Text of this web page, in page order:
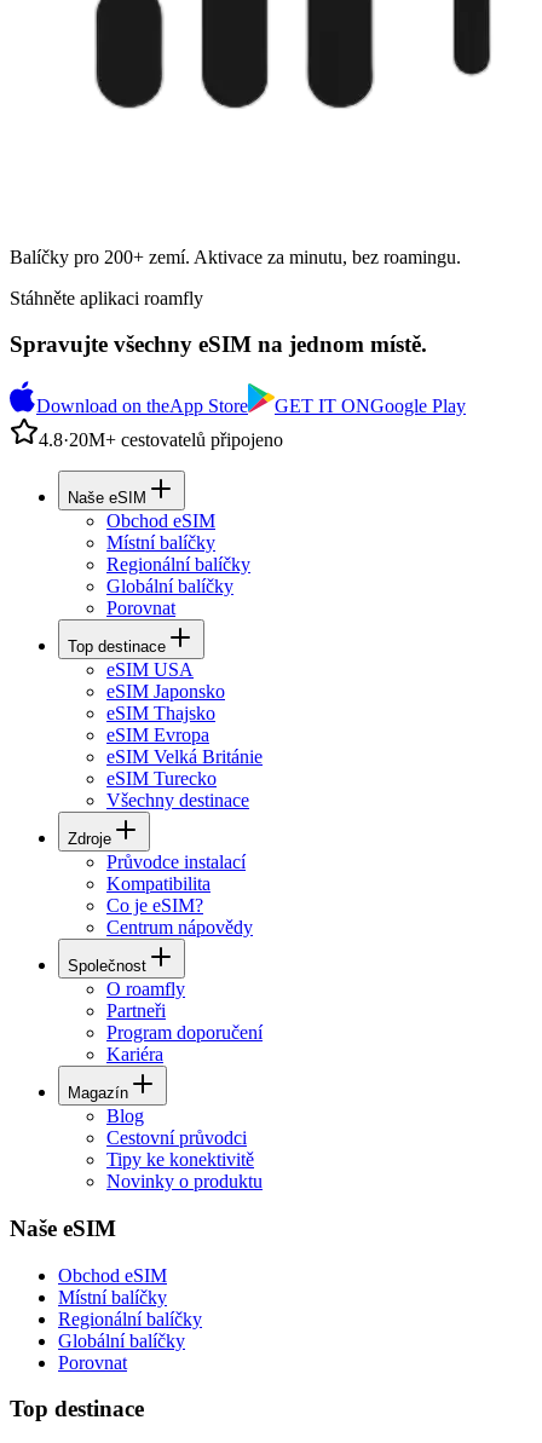
Balíčky pro 200+ zemí. Aktivace za minutu, bez roamingu.
Stáhněte aplikaci roamfly
Spravujte všechny eSIM na jednom místě.
Download on theApp Store GET IT ONGoogle Play
4.8·20M+ cestovatelů připojeno
Naše eSIM
Obchod eSIM
Místní balíčky
Regionální balíčky
Globální balíčky
Porovnat
Top destinace
eSIM USA
eSIM Japonsko
eSIM Thajsko
eSIM Evropa
eSIM Velká Británie
eSIM Turecko
Všechny destinace
Zdroje
Průvodce instalací
Kompatibilita
Co je eSIM?
Centrum nápovědy
Společnost
O roamfly
Partneři
Program doporučení
Kariéra
Magazín
Blog
Cestovní průvodci
Tipy ke konektivitě
Novinky o produktu
Naše eSIM
Obchod eSIM
Místní balíčky
Regionální balíčky
Globální balíčky
Porovnat
Top destinace